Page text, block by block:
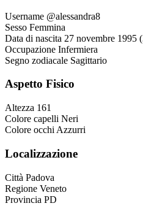
Username @alessandra8
Sesso Femmina
Data di nascita 27 novembre 1995
Occupazione Infermiera
Segno zodiacale Sagittario
Aspetto Fisico
Altezza 161
Colore capelli Neri
Colore occhi Azzurri
Localizzazione
Città Padova
Regione Veneto
Provincia PD